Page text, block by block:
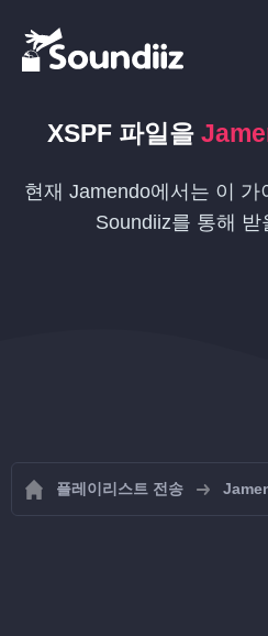
XSPF 파일을
현재 Jamendo에서는 이
Soundiiz를 통해 받
플레이리스트 전송